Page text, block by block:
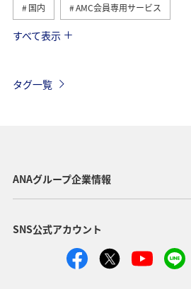
国内 AMC会員専用サービス
冬 歴史・文化・芸術
北海道 福井県 秋田県
東京都 帰省
編集長のおすすめ
すべて表示
タグ一覧
ANAグループ企業情報
SNS公式アカウント